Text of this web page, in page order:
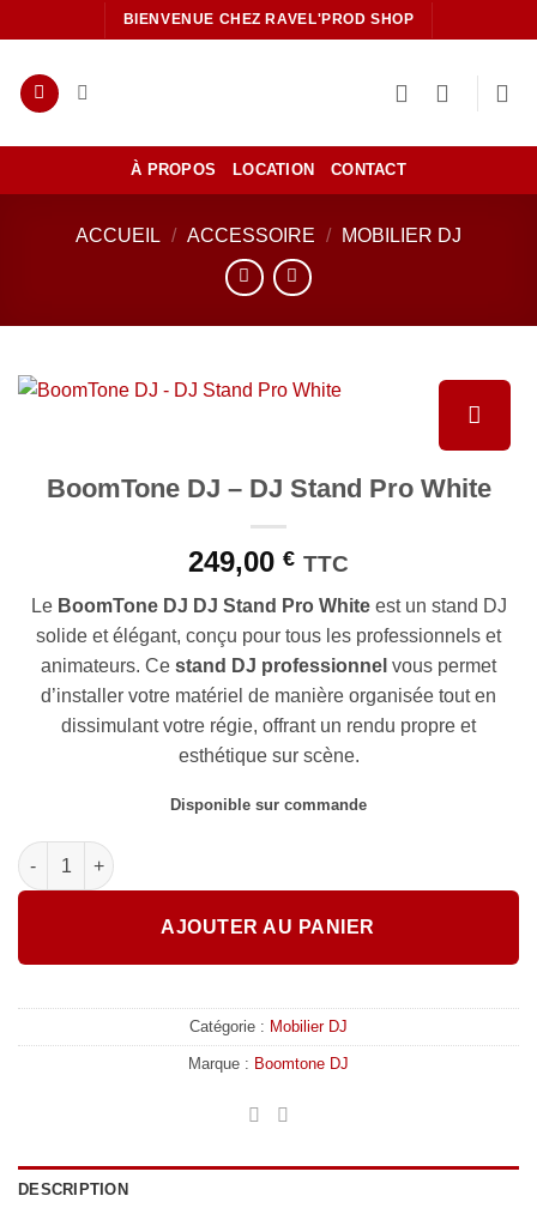
au
contenu
BIENVENUE CHEZ RAVEL'PROD SHOP
À PROPOS LOCATION CONTACT
ACCUEIL / ACCESSOIRE / MOBILIER DJ
Ajouter
à la liste
BoomTone DJ – DJ Stand Pro White
249,00 € TTC
Le BoomTone DJ DJ Stand Pro Whiteest un stand DJ
solide et élégant, conçu pour tous les professionnels et
animateurs. Ce stand DJ professionnel vous permet
d’installer votre matériel de manière organisée tout en
dissimulant votre régie, offrant un rendu propre et
esthétique sur scène.
Disponible sur commande
quantité de BoomTone DJ - DJ Stand Pro White
AJOUTER AU PANIER
Catégorie : Mobilier DJ
Marque : Boomtone DJ
DESCRIPTION